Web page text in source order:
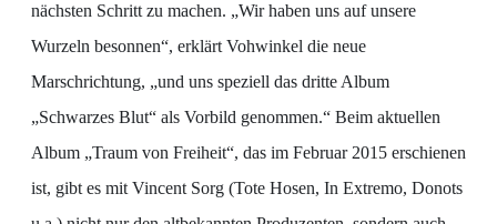
nächsten Schritt zu machen. „Wir haben uns auf unsere
Wurzeln besonnen“, erklärt Vohwinkel die neue
Marschrichtung, „und uns speziell das dritte Album
„Schwarzes Blut“ als Vorbild genommen.“ Beim aktuellen
Album „Traum von Freiheit“, das im Februar 2015 erschienen
ist, gibt es mit Vincent Sorg (Tote Hosen, In Extremo, Donots